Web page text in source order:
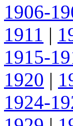
1906-
1911 |
1915-
1920 |
1924-